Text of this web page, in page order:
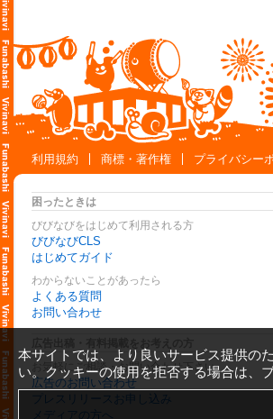
利用規約
商標・著作権 プライバシー
困ったときは
びびなびをはじめて利用される方
びびなびCLS
はじめてガイド
わからないことがあったら
よくある質問
お問い合わせ
お気軽にご相談・お問い合わせ下さい
広告のお問い合わせ
プレスリリースお申し込み
メディアの方へ
本サイトでは、より良いサービス提供の
い。クッキーの使用を拒否する場合は、